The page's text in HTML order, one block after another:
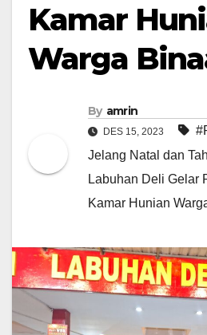
Kamar
Warga
By amrin
DES 15, 2023
Jelang Natal dan
Labuhan Deli Gelar
Kamar Hunian